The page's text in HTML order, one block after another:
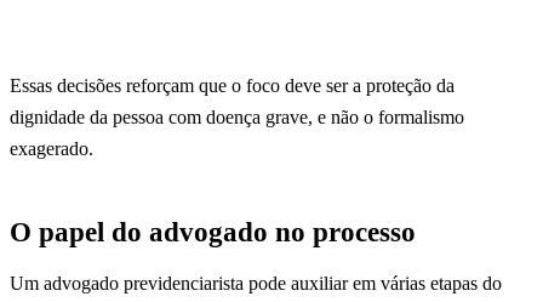
Essas decisões reforçam que o foco deve ser a proteção da
dignidade da pessoa com doença grave, e não o formalismo
exagerado.
O papel do advogado no processo
Um advogado previdenciarista pode auxiliar em várias etapas do